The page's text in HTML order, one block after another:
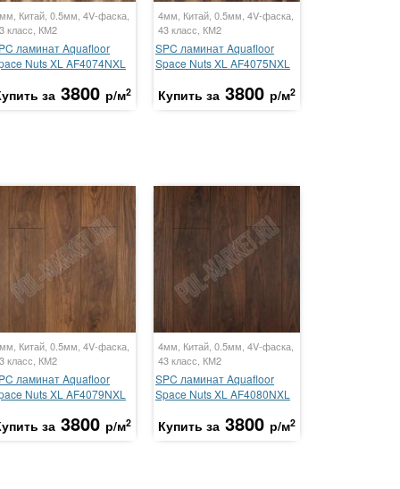
Китай, 0.5мм, 4V-фаска,
класс, КМ2
ламинат Aquafloor
Nuts XL AF4074NXL
за 3800 р/м2
4мм, Китай, 0.5мм, 4V-фаска,
43 класс, КМ2
SPC ламинат Aquafloor
Space Nuts XL AF4075NXL
Купить за 3800 р/м2
Китай, 0.5мм, 4V-фаска,
класс, КМ2
ламинат Aquafloor
Nuts XL AF4079NXL
за 3800 р/м2
4мм, Китай, 0.5мм, 4V-фаска,
43 класс, КМ2
SPC ламинат Aquafloor
Space Nuts XL AF4080NXL
Купить за 3800 р/м2